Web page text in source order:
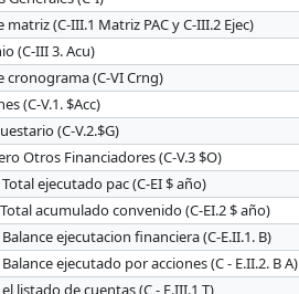
matriz (C-III.1 Matriz PAC y C-III.2 Ejec)
(C-III 3. Acu)
cronograma (C-VI Crng)
(C-V.1. $Acc)
(C-V.2.$G)
Otros Financiadores (C-V.3 $O)
ejecutado pac (C-EI $ año)
acumulado convenido (C-EI.2 $ año)
ejecutacion financiera (C-E.II.1. B)
ejecutado por acciones (C - E.II.2. B A)
listado de cuentas (C - E.III.1 T)